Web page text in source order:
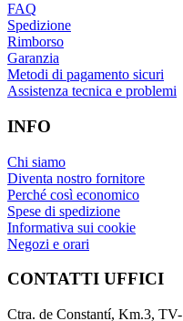
FAQ
Spedizione
Rimborso
Garanzia
Metodi di pagamento sicuri
Assistenza tecnica e problemi
INFO
Chi siamo
Diventa nostro fornitore
Perché così economico
Spese di spedizione
Informativa sui cookie
Negozi e orari
CONTATTI UFFICI
Ctra. de Constantí, Km.3, TV-